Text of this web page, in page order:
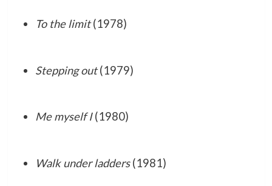
To the limit(1978)
Stepping out(1979)
Me myself I(1980)
Walk under ladders(1981)